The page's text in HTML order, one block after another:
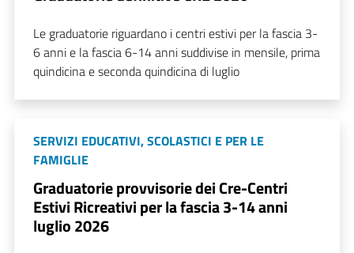
Le graduatorie riguardano i centri estivi per la fascia 3-
6 anni e la fascia 6-14 anni suddivise in mensile, prima
quindicina e seconda quindicina di luglio
SERVIZI EDUCATIVI, SCOLASTICI E PER LE
FAMIGLIE
Graduatorie provvisorie dei Cre-Centri
Estivi Ricreativi per la fascia 3-14 anni
luglio 2026